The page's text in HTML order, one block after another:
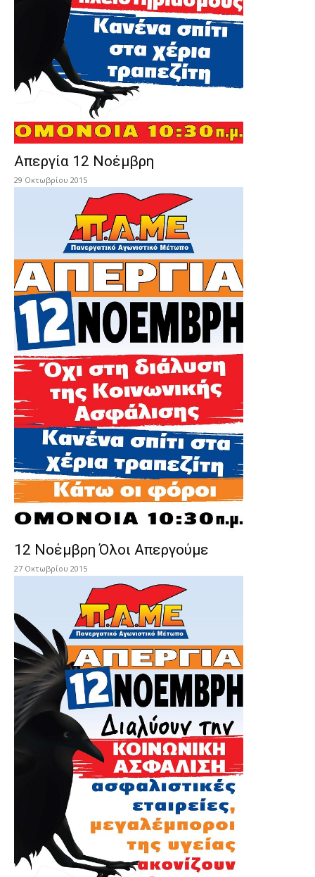
Απεργία 12 Νοέμβρη
29 Οκτωβρίου 2015
12 Νοέμβρη Όλοι Απεργούμε
27 Οκτωβρίου 2015